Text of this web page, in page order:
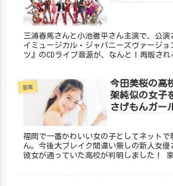
三浦春馬さんと小池徹平さん主演で、公演
イミュージカル・ジャパニーズヴァージョ
ツ』のCDライブ音源が、なんと！再販さ
芸能
今田美桜の高
架純似の女子
さげもんガー
福岡で一番かわいい女の子としてネットで
ん。今後大ブレイク間違い無しの新人女
彼女が通っていた高校が判明しました！